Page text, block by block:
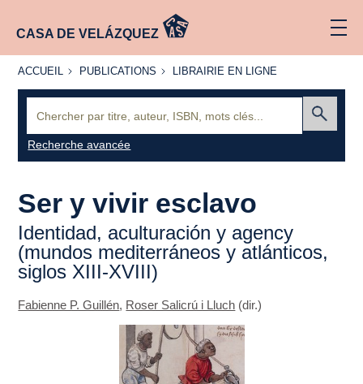
CASA DE VELÁZQUEZ
ACCUEIL
ACCUEIL PUBLICATIONS
PUBLICATIONS
LIBRAIRIE
LIBRAIRIE EN LIGNE
Recherche avancée
Ser y vivir esclavo
Identidad, aculturación y agency
(mundos mediterráneos y atlánticos,
siglos XIII-XVIII)
Fabienne P. Guillén, Roser Salicrú i Lluch (dir.)